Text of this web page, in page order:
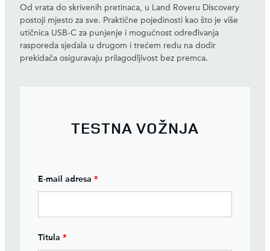
Od vrata do skrivenih pretinaca, u Land Roveru Discovery
postoji mjesto za sve. Praktične pojedinosti kao što je više
utičnica USB-C za punjenje i mogućnost određivanja
rasporeda sjedala u drugom i trećem redu na dodir
prekidača osiguravaju prilagodljivost bez premca.
TESTNA VOŽNJA
E-mail adresa *
Titula *